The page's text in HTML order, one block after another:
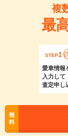
複
最
STEP1
愛車情報
入力して
査定申し
無
料